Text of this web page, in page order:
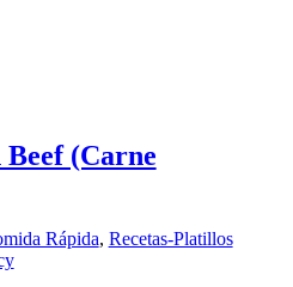
(Carne
Rápida, Recetas-Platillos